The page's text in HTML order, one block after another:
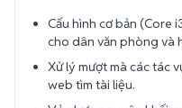
Cấu hình cơ bản (Core
cho dân văn phòng và
Xử lý mượt mà các tác
web tìm tài liệu.